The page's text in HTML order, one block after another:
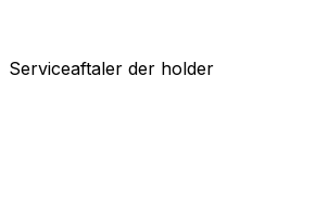
Serviceaftaler der holder